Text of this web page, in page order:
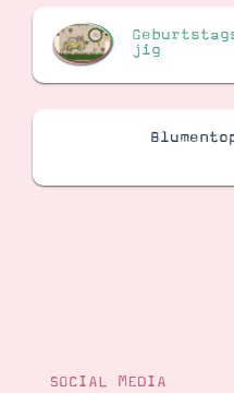
jig
SOCIAL MEDIA